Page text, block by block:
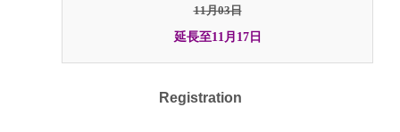
11月03日
延長至11月17日
Registration